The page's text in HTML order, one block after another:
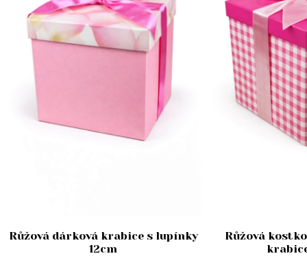
Růžová dárková krabice s lupínky
12cm
Růžová